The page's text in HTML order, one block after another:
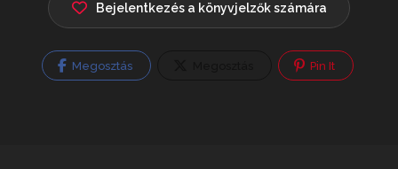
Bejelentkezés a könyvjelzők számára
Megosztás Pin It